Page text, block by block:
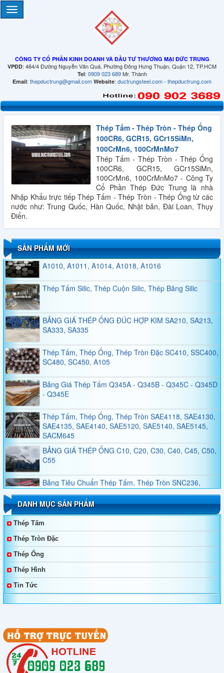
CÔNG TY CỔ PHẦN KINH DOANH VÀ ĐẦU TƯ THƯƠNG MẠI ĐỨC TRUNG
VPĐD: 464/4 Đường Nguyễn Văn Quá, Phường Đông Hưng Thuận, Quận 12, TP.HCM
Tel: 0909 023 689Mr. Thành
Email: thepductrung@gmail.com Website: ductrungsteel.com- thepductrung.com
Thép Tấm - Thép Tròn - Thép Ống
100CR6, GCR15, GCr15SiMn,
100CrMn6, 100CrMnMo7
Thép Tấm - Thép Tròn - Thép Ống
100CR6, GCR15, GCr15SiMn,
100CrMn6, 100CrMnMo7 - Công Ty
Cổ Phần Thép Đức Trung là nhà
Nhập Khẩu trực tiếp Thép Tấm - Thép Tròn - Thép Ống từ các
nước như: Trung Quốc, Hàn Quốc, Nhật bản, Đài Loan, Thụy
Điển.
SẢN PHẨM MỚI
QUY CÁCH THÉP HÌNH U
Thép Tấm, Thép Tròn Đặc, Thép Ống Đúc A101,
A1010, A1011, A1014, A1018, A1016
Thép Tấm Silic, Thép Cuộn Silic, Thép Băng Silic
BẢNG GIÁ THÉP ỐNG ĐÚC HỢP KIM SA210, SA213,
SA333, SA335
Thép Tấm, Thép Ống, Thép Tròn Đặc SC410, SSC400,
SC480, SC450, A105
Bảng Giá Thép Tấm Q345A - Q345B - Q345C - Q345D
- Q345E
Thép Tấm, Thép Ống, Thép Tròn SAE4118, SAE4130,
SAE4135, SAE4140, SAE5120, SAE5140, SAE5145,
SACM645
BẢNG GIÁ THÉP ỐNG C10, C20, C30, C40, C45, C50,
C55
Bảng Tiêu Chuẩn Thép Tấm, Thép Tròn SNC236,
SNC415, SNC631, SNC815, SNC836
Bảng Tiêu Chuẩn Thép Tấm, Thép Tròn SNCM220,
SNCM439, SNCM415, SNCM420, SNCM431
Thép Không Gỉ Duplex 2205, 2570
Thép Tấm, Thép Làm Khuôn, Thép Tròn Đặc SKT4,
Bảng Giá Và Quy Cách Thép Hình V
Bảng Giá Thép Tấm, Thép Tròn Đặc, Thép Ống Đúc
YXM1, YXM4, YXM27, YXM60, YXM42
Bảng Giá Thép Tấm, Thép Tròn Đặc, Thép Ống Đúc
DANH MỤC SẢN PHẨM
Thép Tấm
Thép Tròn Đặc
Thép Ống
Thép Hình
Tin Tức